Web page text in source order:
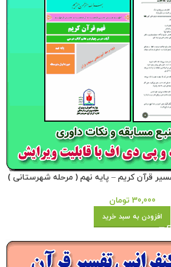
30,000 تومان
افزودن به سبد خرید